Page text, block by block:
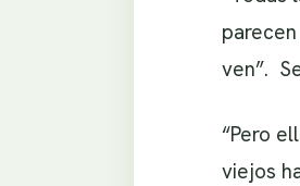
ven”.
“Pero
viejos